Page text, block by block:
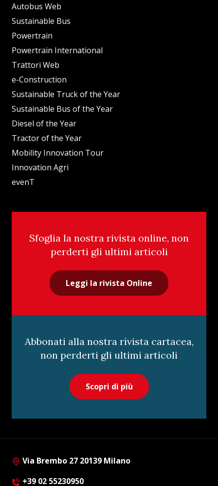
Autobus Web
Sustainable Bus
Powertrain
Powertrain International
Trattori Web
e-Construction
Sustainable Truck of the Year
Sustainable Bus of the Year
Diesel of the Year
Tractor of the Year
Mobility Innovation Tour
Innovation Agri
evenT
Sfoglia la nostra rivista online, non
perderti gli ultimi articoli
Leggi la rivista Online
Abbonati alla nostra rivista cartacea,
non perderti gli ultimi articoli
Scopri di più
Via Brembo 27 20139 Milano
+39 02 55230950